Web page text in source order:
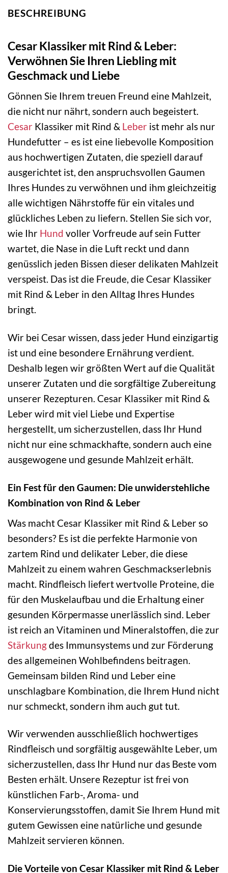
BESCHREIBUNG
Cesar Klassiker mit Rind & Leber:
Verwöhnen Sie Ihren Liebling mit
Geschmack und Liebe
Gönnen Sie Ihrem treuen Freund eine Mahlzeit,
die nicht nur nährt, sondern auch begeistert.
Cesar Klassiker mit Rind & Leber ist mehr als nur
Hundefutter – es ist eine liebevolle Komposition
aus hochwertigen Zutaten, die speziell darauf
ausgerichtet ist, den anspruchsvollen Gaumen
Ihres Hundes zu verwöhnen und ihm gleichzeitig
alle wichtigen Nährstoffe für ein vitales und
glückliches Leben zu liefern. Stellen Sie sich vor,
wie Ihr Hund voller Vorfreude auf sein Futter
wartet, die Nase in die Luft reckt und dann
genüsslich jeden Bissen dieser delikaten Mahlzeit
verspeist. Das ist die Freude, die Cesar Klassiker
mit Rind & Leber in den Alltag Ihres Hundes
bringt.
Wir bei Cesar wissen, dass jeder Hund einzigartig
ist und eine besondere Ernährung verdient.
Deshalb legen wir größten Wert auf die Qualität
unserer Zutaten und die sorgfältige Zubereitung
unserer Rezepturen. Cesar Klassiker mit Rind &
Leber wird mit viel Liebe und Expertise
hergestellt, um sicherzustellen, dass Ihr Hund
nicht nur eine schmackhafte, sondern auch eine
ausgewogene und gesunde Mahlzeit erhält.
Ein Fest für den Gaumen: Die unwiderstehliche
Kombination von Rind & Leber
Was macht Cesar Klassiker mit Rind & Leber so
besonders? Es ist die perfekte Harmonie von
zartem Rind und delikater Leber, die diese
Mahlzeit zu einem wahren Geschmackserlebnis
macht. Rindfleisch liefert wertvolle Proteine, die
für den Muskelaufbau und die Erhaltung einer
gesunden Körpermasse unerlässlich sind. Leber
ist reich an Vitaminen und Mineralstoffen, die zur
Stärkungdes Immunsystems und zur Förderung
des allgemeinen Wohlbefindens beitragen.
Gemeinsam bilden Rind und Leber eine
unschlagbare Kombination, die Ihrem Hund nicht
nur schmeckt, sondern ihm auch gut tut.
Wir verwenden ausschließlich hochwertiges
Rindfleisch und sorgfältig ausgewählte Leber, um
sicherzustellen, dass Ihr Hund nur das Beste vom
Besten erhält. Unsere Rezeptur ist frei von
künstlichen Farb-, Aroma- und
Konservierungsstoffen, damit Sie Ihrem Hund mit
gutem Gewissen eine natürliche und gesunde
Mahlzeit servieren können.
Die Vorteile von Cesar Klassiker mit Rind & Leber